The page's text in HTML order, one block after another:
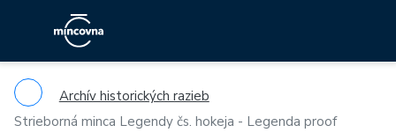
Archív historických razieb
Strieborná minca Legendy čs. hokeja - Legenda proof